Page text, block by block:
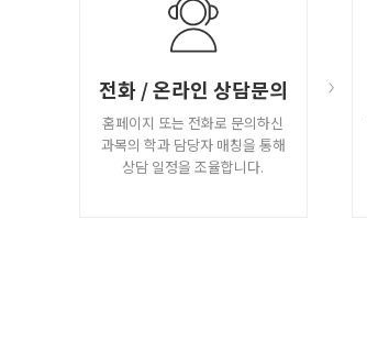
전화 / 온라인 상담문의
홈페이지 또는 전화로 문의하신
과목의 학과 담당자 매칭을 통해
상담 일정을 조율합니다.